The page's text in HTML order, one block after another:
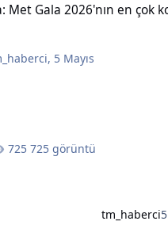
Met Gala 2026'nın en çok
, 5 Mayıs
725 görüntü
tm_haberci